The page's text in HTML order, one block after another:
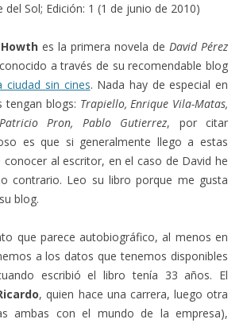
del Sol; Edición: 1 (1 de junio de 2010)
es la primera novela de David Pérez
a través de su recomendable blog
ciudad sin cines. Nada hay de especial en
tengan blogs: Trapiello, Enrique Vila-Matas,
Pron, Pablo Gutierrez, por citar
es que si generalmente llego a estas
conocer al escritor, en el caso de David he
contrario. Leo su libro porque me gusta
blog.
que parece autobiográfico, al menos en
a los datos que tenemos disponibles
escribió el libro tenía 33 años. El
, quien hace una carrera, luego otra
ambas con el mundo de la empresa),